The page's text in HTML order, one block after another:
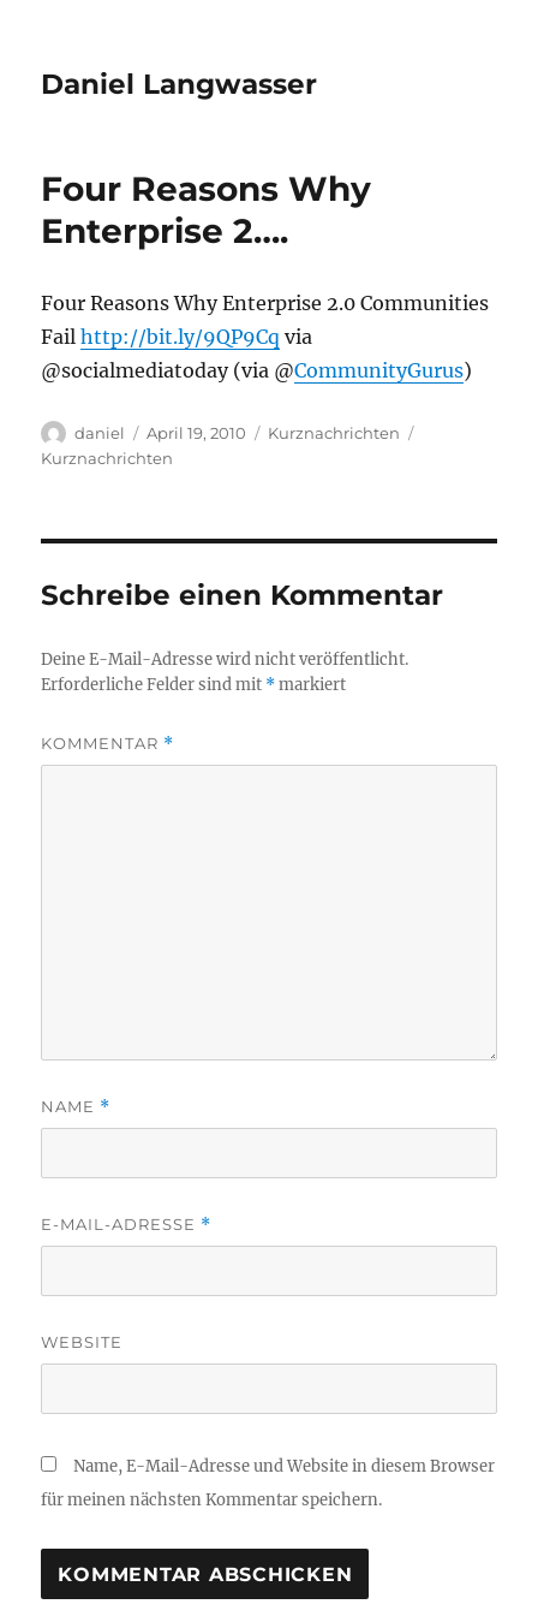
Daniel Langwasser
Four Reasons Why
Enterprise 2….
Four Reasons Why Enterprise 2.0 Communities
Failhttp://bit.ly/9QP9Cq via
@socialmediatoday (via @CommunityGurus)
Autor
daniel
Veröffentlicht
am
April 19, 2010 Kategorien
Kurznachrichten
Kurznachrichten
Schreibe einen Kommentar
Deine E-Mail-Adresse wird nicht veröffentlicht.
Erforderliche Felder sind mit *markiert
KOMMENTAR *
NAME *
E-MAIL-ADRESSE *
WEBSITE
Name, E-Mail-Adresse und Website in diesem Browser
für meinen nächsten Kommentar speichern.